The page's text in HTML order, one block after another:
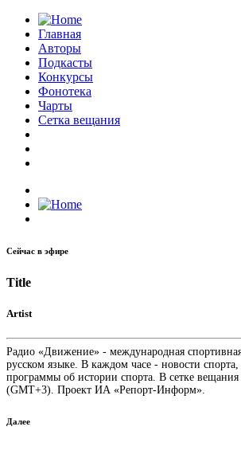
Главная
Авторы
Подкасты
Конкурсы
Фонотека
Чарты
Сетка вещания
Сейчас в эфире
Title
Artist
Радио «Движение» - международная
русском языке. В каждом часе - новости
программы об истории спорта. В сетке вещания
(GMT+3). Проект ИА «Репорт-Информ».
Далее